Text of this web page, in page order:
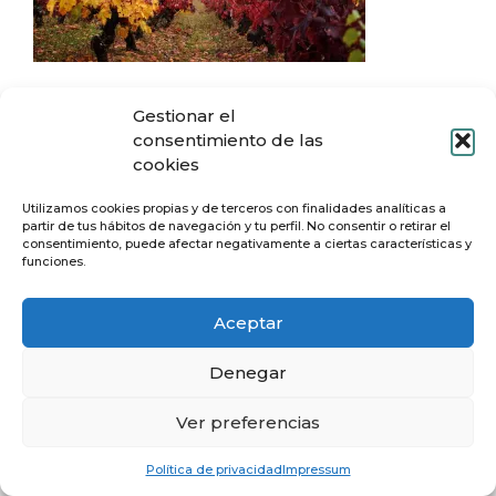
Gestionar el
consentimiento de las
cookies
Utilizamos cookies propias y de terceros con finalidades analíticas a
partir de tus hábitos de navegación y tu perfil. No consentir o retirar el
consentimiento, puede afectar negativamente a ciertas características y
funciones.
Aceptar
Denegar
Ver preferencias
Política de privacidadImpressum
© Vilof